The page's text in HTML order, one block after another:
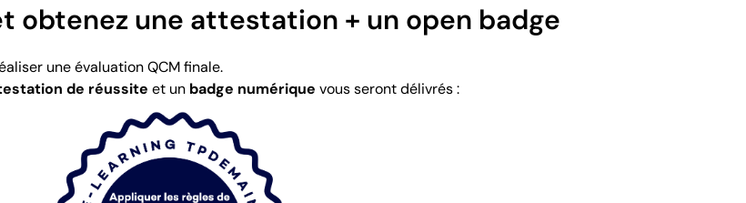
obtenez une attestation + un open badge
une évaluation QCM finale.
de réussite et un badge numérique vous seront délivrés :